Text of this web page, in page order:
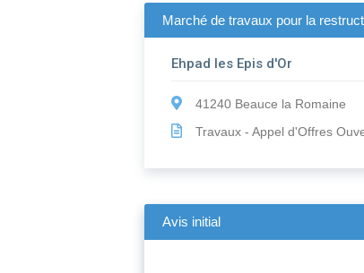
Marché de travaux pour la
Ehpad les Epis d'Or
41240 Beauce la Romaine
Travaux - Appel d'Offres
Avis initial